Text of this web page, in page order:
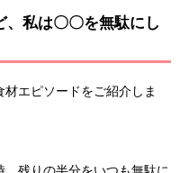
私は〇〇を無駄にし
エピソードをご紹介しま